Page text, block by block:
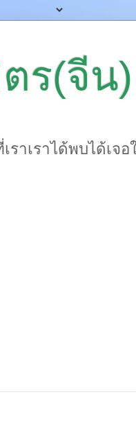
ร(จีน)
ราเราได้พบได้เจ